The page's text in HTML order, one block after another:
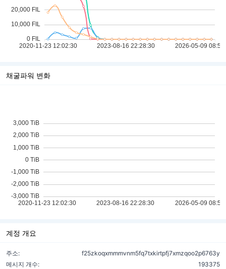
채굴파워 변화
계정 개요
주소:
f25zkoqxmmmvnm5fq7txkirtpfj7xmzqoo2p6763y
메시지 개수:
193375